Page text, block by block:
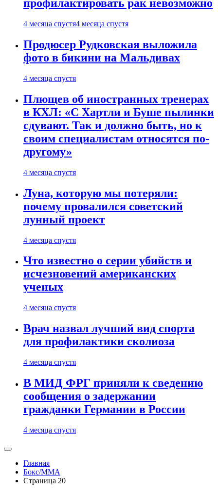
профилактировать рак невозможно
4 месяца спустя4 месяца спустя
Продюсер Рудковская выложила
фото в бикини на Мальдивах
4 месяца спустя
Плющев об иностранных тренерах
в КХЛ: «С Хартли и Буше пылинки
сдувают. Так и должно быть, но к
своим специалистам относятся по-
другому»
4 месяца спустя
Луна, которую мы потеряли:
почему провалился советский
лунный проект
4 месяца спустя
Что известно о серии убийств и
исчезновений американских
ученых
4 месяца спустя
Врач назвал лучший вид спорта
для профилактики сколиоза
4 месяца спустя
В МИД ФРГ приняли к сведению
сообщения о задержании
гражданки Германии в России
4 месяца спустя
Главная
Бокс/MMA
Страница 20